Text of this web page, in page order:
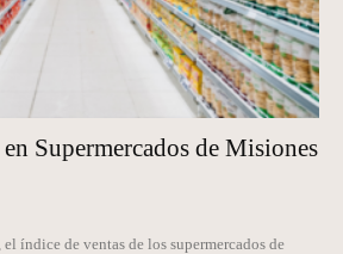
Supermercados de Misiones
índice de ventas de los supermercados de